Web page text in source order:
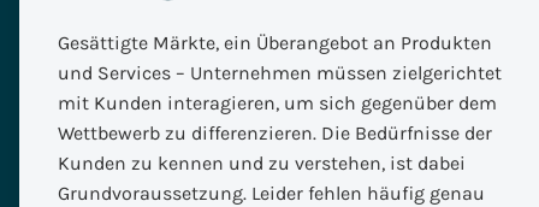
Gesättigte Märkte, ein Überangebot an Produkten
und Services – Unternehmen müssen zielgerichtet
mit Kunden interagieren, um sich gegenüber dem
Wettbewerb zu differenzieren. Die Bedürfnisse der
Kunden zu kennen und zu verstehen, ist dabei
Grundvoraussetzung. Leider fehlen häufig genau